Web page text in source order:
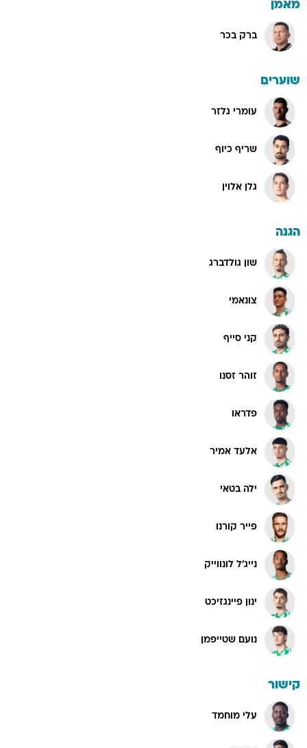
מאמן
ברק בכר
שוערים
עומרי גלזר
שריף כיוף
גלן אלוין
הגנה
שון גולדברג
צונאמי
קני סייף
זוהר זסנו
פדראו
אלעד אמיר
ילה בטאי
פייר קורנו
נייג'ל לונווייק
ינון פיינגזיכט
נועם שטייפמן
קישור
עלי מוחמד